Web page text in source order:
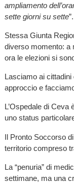
ampliamento
sette giorni su sette”.
Stessa Giunta
diverso momento: a
ora le elezioni si
Lasciamo ai
approccio e
L’Ospedale di Ceva
uno status
Il Pronto Soccorso
territorio compreso
La “penuria” di
settimane, ma una